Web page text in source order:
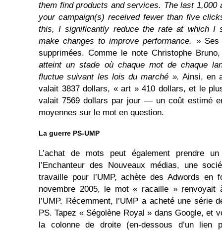
them find products and services. The last 1,000
your campaign(s) received fewer than five
this, I significantly reduce the rate at which I
make changes to improve performance. »Ses
supprimées. Comme le note Christophe
atteint un stade où chaque mot de chaque
fluctue suivant les lois du marché ». Ainsi, en
valait 3837 dollars, « art » 410 dollars, et le
valait 7569 dollars par jour — un coût estimé
moyennes sur le mot en question.
La guerre PS-UMP
L’achat de mots peut également prendre
l’Enchanteur des Nouveaux médias, une
travaille pour l’UMP, achète des Adwords en
novembre 2005, le mot « racaille » renvoyait
l’UMP. Récemment, l’UMP a acheté une série
PS. Tapez « Ségolène Royal » dans Google, et
la colonne de droite (en-dessous d’un lien